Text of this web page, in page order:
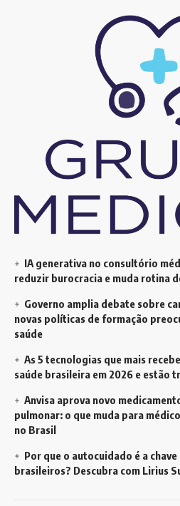
IA generativa no consultório
reduzir burocracia e muda rotina
Governo amplia debate sobre
novas políticas de formação
saúde
As 5 tecnologias que mais
saúde brasileira em 2026 e estão
Anvisa aprova novo
pulmonar: o que muda para
no Brasil
Por que o autocuidado é a
brasileiros? Descubra com Lirius